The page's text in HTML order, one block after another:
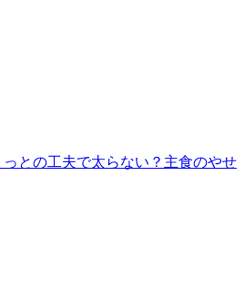
っとの工夫で太らない？主食のやせ